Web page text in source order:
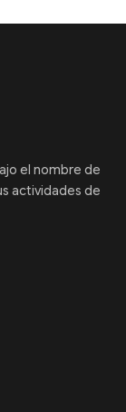
el nombre de
actividades de